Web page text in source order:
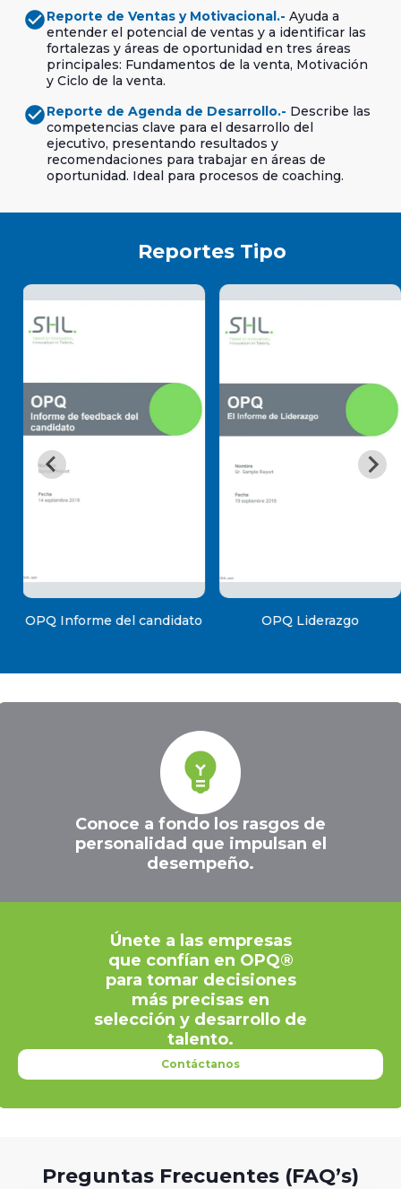
check_circleReporte de Ventas y Motivacional.- Ayuda a
entender el potencial de ventas y a identificar las
fortalezas y áreas de oportunidad en tres áreas
principales: Fundamentos de la venta, Motivación
y Ciclo de la venta.
check_circleReporte de Agenda de Desarrollo.- Describe las
competencias clave para el desarrollo del
ejecutivo, presentando resultados y
recomendaciones para trabajar en áreas de
oportunidad. Ideal para procesos de coaching.
Reportes Tipo
OPQ Informe del candidato OPQ Liderazgo
emoji_objects
Conoce a fondo los rasgos de
personalidad que impulsan el
desempeño.
Únete a las empresas
que confían en OPQ®
para tomar decisiones
más precisas en
selección y desarrollo de
talento.
Contáctanos
Preguntas Frecuentes (FAQ’s)